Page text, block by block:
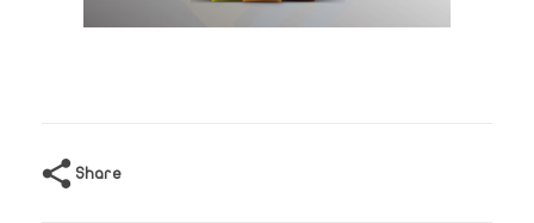
Share